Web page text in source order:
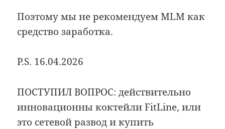
Поэтому мы не рекомендуем MLM как
средство заработка.
P.S. 16.04.2026
ПОСТУПИЛ ВОПРОС: действительно
инновационны коктейли FitLine, или
это сетевой развод и купить